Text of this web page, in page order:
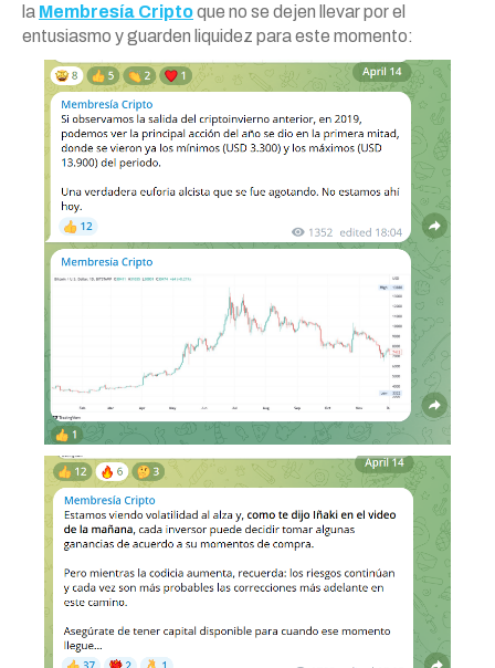
la Membresía Criptoque no se dejen llevar por el
entusiasmo y guarden liquidez para este momento: